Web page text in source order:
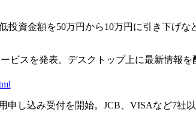
投資金額を50万円から10万円に引き下げな
スを発表。デスクトップ上に最新情報を
し込み受付を開始。JCB、VISAなど7社